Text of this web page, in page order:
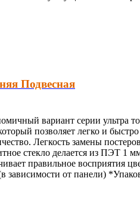
Подвесная
вариант серии ультра
позволяет легко и
Легкость замены
стекло делается из ПЭТ 1
правильное восприятия
зависимости от панели)